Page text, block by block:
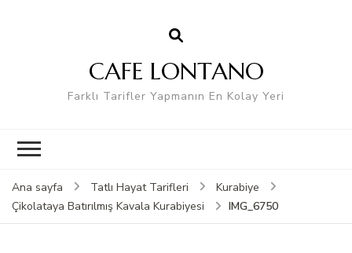
CAFE LONTANO
Farklı Tarifler Yapmanın En Kolay Yeri
Ana sayfa Tatlı Hayat Tarifleri
Kurabiye
Çikolataya Batırılmış Kavala Kurabiyesi
IMG_6750